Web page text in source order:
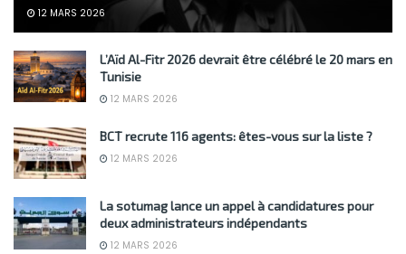
12 MARS 2026
L’Aïd Al-Fitr 2026 devrait être célébré le 20 mars en
Tunisie
12 MARS 2026
BCT recrute 116 agents: êtes-vous sur la liste ?
12 MARS 2026
La sotumag lance un appel à candidatures pour
deux administrateurs indépendants
12 MARS 2026